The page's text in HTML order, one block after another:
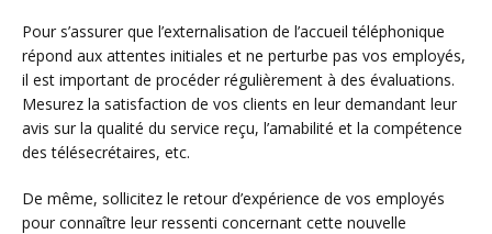
Pour s’assurer que l’externalisation de l’accueil téléphonique
répond aux attentes initiales et ne perturbe pas vos employés,
il est important de procéder régulièrement à des évaluations.
Mesurez la satisfaction de vos clients en leur demandant leur
avis sur la qualité du service reçu, l’amabilité et la compétence
des télésecrétaires, etc.
De même, sollicitez le retour d’expérience de vos employés
pour connaître leur ressenti concernant cette nouvelle